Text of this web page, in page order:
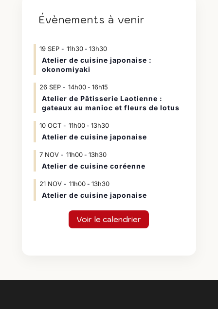
Évènements à venir
19 SEP 11h30- 13h30
Atelier de cuisine japonaise :
okonomiyaki
26 SEP 14h00- 16h15
Atelier de Pâtisserie Laotienne :
gateaux au manioc et fleurs de lotus
10 OCT 11h00- 13h30
Atelier de cuisine japonaise
7 NOV 11h00- 13h30
Atelier de cuisine coréenne
21 NOV 11h00- 13h30
Atelier de cuisine japonaise
Voir le calendrier